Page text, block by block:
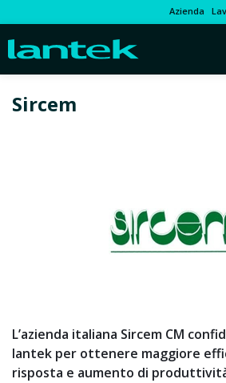
Azienda
Sircem
L’azienda italiana Sircem CM
lantek per ottenere maggiore
risposta e aumento di